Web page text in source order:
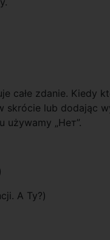
całe zdanie. Kiedy
lub dodając
„Нет”.
A Ty?)